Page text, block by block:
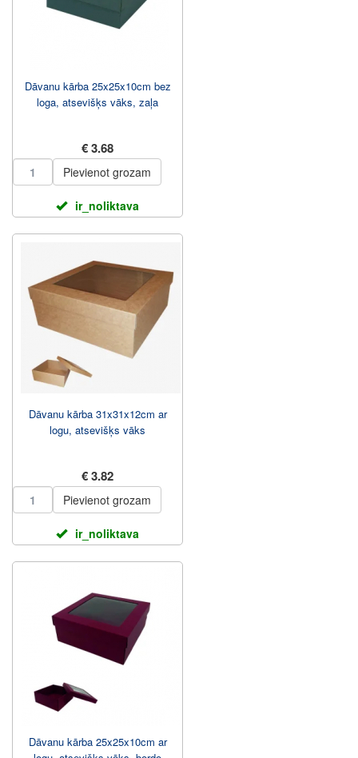
Dāvanu kārba 25x25x10cm bez
loga, atsevišķs vāks, zaļa
€ 3.68
Pievienot grozam
ir_noliktava
Dāvanu kārba 31x31x12cm ar
logu, atsevišķs vāks
€ 3.82
Pievienot grozam
ir_noliktava
Dāvanu kārba 25x25x10cm ar